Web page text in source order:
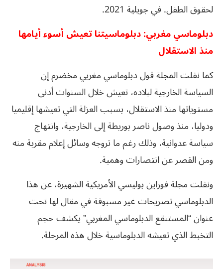
لحقوق الطفل. في جويلية 2021.
دبلوماسي مغربي: دبلوماسيتنا تعيش أسوء أيامها
منذ الاستقلال
كما نقلت المجلة قول دبلوماسي مغربي مخضرم إن
السياسة الخارجية لبلاده، تعيش خلال السنوات أدنى
مستوياتها منذ الاستقلال، بسبب العزلة التي تعيشها إقليميا
ودوليا، منذ وصول ناصر بوريطة إلى الخارجية، وانتهاج
سياسة عدوانية، وذلك رغم ما تروجه وسائل إعلام مقربة منه
ومن القصر عن انتصارات وهمية.
ونقلت مجلة فوراين بوليسي الأمريكية الشهيرة، عن هذا
الدبلوماسي تصريحات غير مسبوقة في مقال لها تحت
عنوان “المستنقع الدبلوماسي المغربي” يكشف حجم
التخبط الذي تعيشه الدبلوماسية خلال هذه المرحلة.